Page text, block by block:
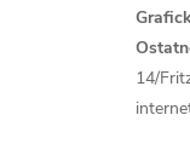
14/